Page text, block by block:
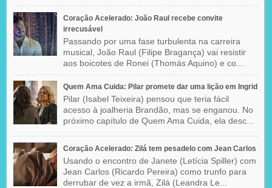
Coração Acelerado: João Raul recebe convite
irrecusável
Passando por uma fase turbulenta na carreira
musical, João Raul (Filipe Bragança) vai resistir
aos boicotes de Ronei (Thomás Aquino) e co...
Quem Ama Cuida: Pilar promete dar uma lição em Ingrid
Pilar (Isabel Teixeira) pensou que teria fácil
acesso à joalheria Brandão, mas se enganou. No
próximo capítulo de Quem Ama Cuida, ela desc...
Coração Acelerado: Zilá tem pesadelo com Jean Carlos
Usando o encontro de Janete (Letícia Spiller) com
Jean Carlos (Ricardo Pereira) como trunfo para
derrubar de vez a irmã, Zilá (Leandra Le...